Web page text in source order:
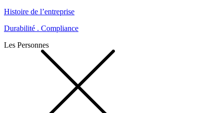
Histoire de l’entreprise
Durabilité . Compliance
Les Personnes